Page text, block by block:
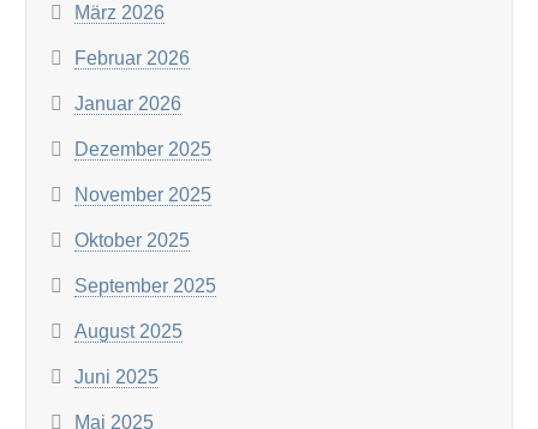
März 2026
Februar 2026
Januar 2026
Dezember 2025
November 2025
Oktober 2025
September 2025
August 2025
Juni 2025
Mai 2025